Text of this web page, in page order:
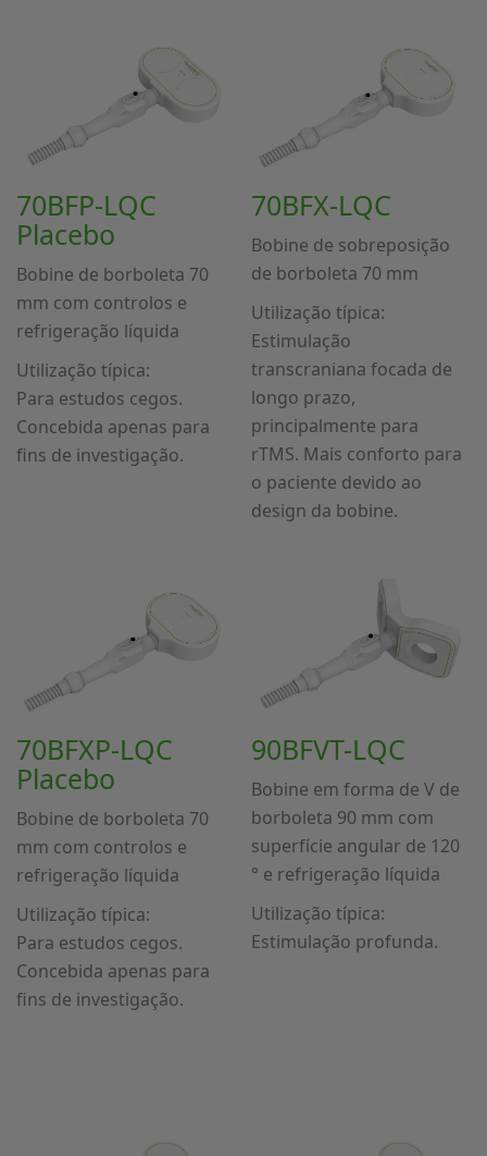
70BFP-LQC
Placebo
Bobine de borboleta 70
mm com controlos e
refrigeração líquida
Utilização típica:
Para estudos cegos.
Concebida apenas para
fins de investigação.
70BFX-LQC
Bobine de sobreposição
de borboleta 70 mm
Utilização típica:
Estimulação
transcraniana focada de
longo prazo,
principalmente para
rTMS. Mais conforto para
o paciente devido ao
design da bobine.
70BFXP-LQC
Placebo
Bobine de borboleta 70
mm com controlos e
refrigeração líquida
Utilização típica:
Para estudos cegos.
Concebida apenas para
fins de investigação.
90BFVT-LQC
Bobine em forma de V de
borboleta 90 mm com
superfície angular de 120
° e refrigeração líquida
Utilização típica:
Estimulação profunda.